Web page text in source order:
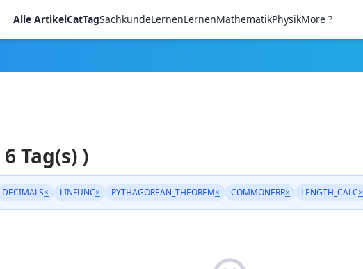
Alle ArtikelCatTagSachkundeLernenLernenMathematikPhysikMore ?
Tag(s) )
DECIMALS× LINFUNC× PYTHAGOREAN_THEOREM× COMMONERR× LENGTH_CALC×